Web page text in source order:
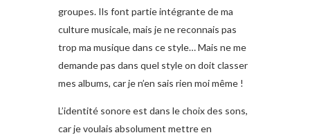
groupes. Ils font partie intégrante de ma
culture musicale, mais je ne reconnais pas
trop ma musique dans ce style… Mais ne me
demande pas dans quel style on doit classer
mes albums, car je n’en sais rien moi même !
L’identité sonore est dans le choix des sons,
car je voulais absolument mettre en